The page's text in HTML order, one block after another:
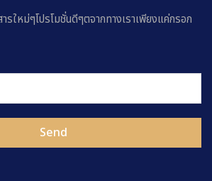
ใหม่ๆโปรโมชั่นดีๆตจากทางเราเพียงแค่กรอก
Send